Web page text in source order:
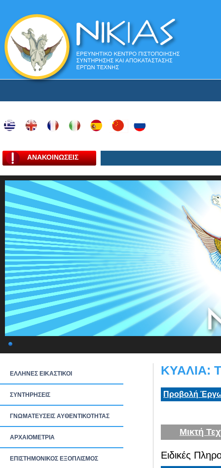
ΑΝΑΚΟΙΝΩΣΕΙΣ
ΕΛΛΗΝΕΣ ΕΙΚΑΣΤΙΚΟΙ
ΣΥΝΤΗΡΗΣΕΙΣ
ΓΝΩΜΑΤΕΥΣΕΙΣ ΑΥΘΕΝΤΙΚΟΤΗΤΑΣ
ΑΡΧΑΙΟΜΕΤΡΙΑ
ΕΠΙΣΤΗΜΟΝΙΚΟΣ ΕΞΟΠΛΙΣΜΟΣ
ΚΥΑΛΙΑ:
Προβολή
Μικτή
Ειδικές